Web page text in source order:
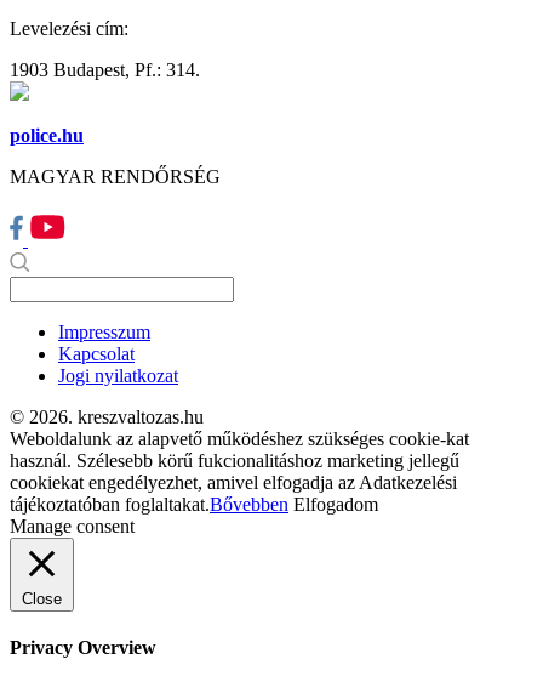
Levelezési cím:
1903 Budapest, Pf.: 314.
police.hu
MAGYAR RENDŐRSÉG
Impresszum
Kapcsolat
Jogi nyilatkozat
© 2026. kreszvaltozas.hu
Weboldalunk az alapvető működéshez szükséges cookie-kat
használ. Szélesebb körű fukcionalitáshoz marketing jellegű
cookiekat engedélyezhet, amivel elfogadja az Adatkezelési
tájékoztatóban foglaltakat.Bővebben Elfogadom
Manage consent
Close
Privacy Overview